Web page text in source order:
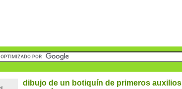
dibujo de un botiquín de primeros auxilios